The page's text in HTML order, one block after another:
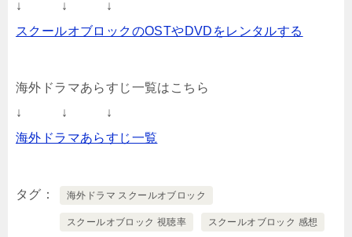
↓ ↓ ↓
スクールオブロックのOSTやDVDをレンタルする
海外ドラマあらすじ一覧はこちら
↓ ↓ ↓
海外ドラマあらすじ一覧
タグ 海外ドラマ スクールオブロック
スクールオブロック 視聴率 スクールオブロック 感想